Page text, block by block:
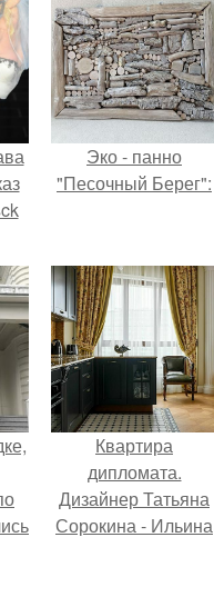
Эко - панно
"Песочный Берег":
Квартира
дипломата.
Дизайнер Татьяна
Сорокина - Ильина